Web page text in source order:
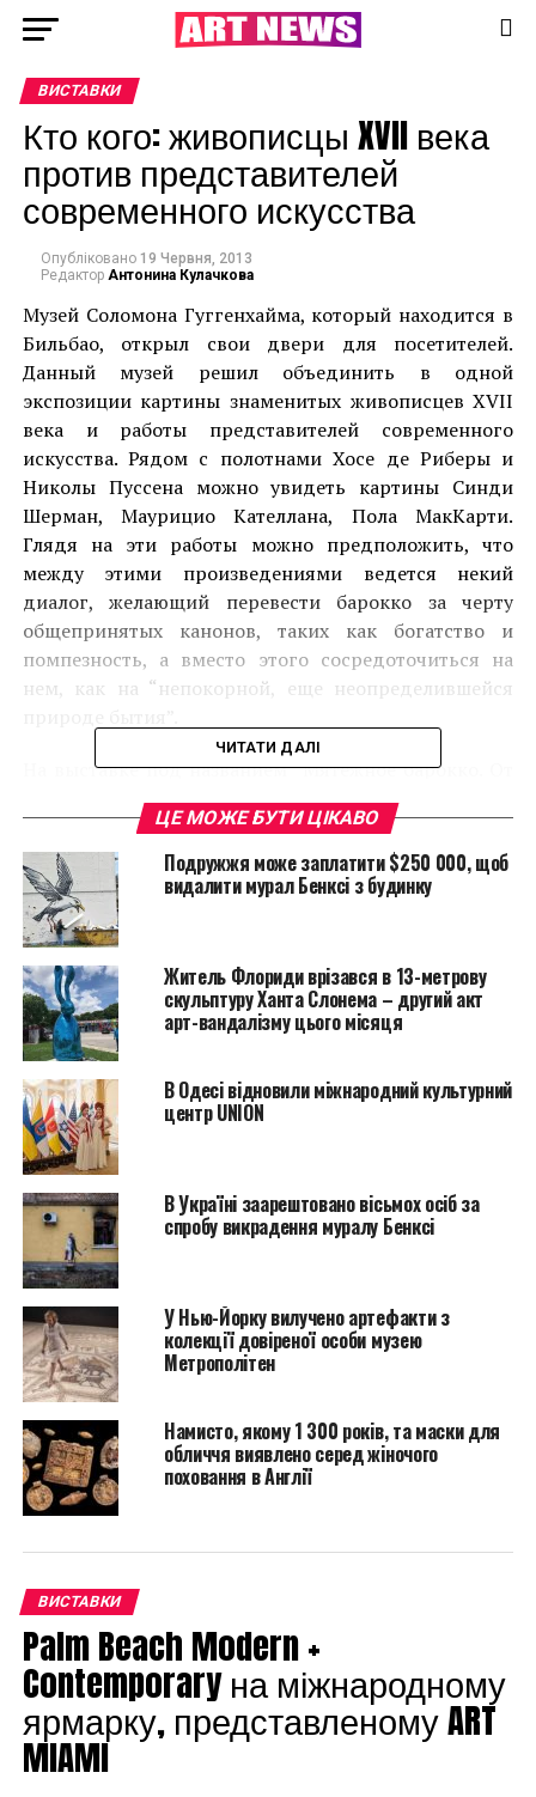
ВИСТАВКИ
Кто кого: живописцы XVII века
против представителей
современного искусства
Опубліковано 19 Червня, 2013
Редактор Антонина Кулачкова
Музей Соломона Гуггенхайма, который находится в
Бильбао, открыл свои двери для посетителей.
Данный музей решил объединить в одной
экспозиции картины знаменитых живописцев XVII
века и работы представителей современного
искусства. Рядом с полотнами Хосе де Риберы и
Николы Пуссена можно увидеть картины Синди
Шерман, Маурицио Кателлана, Пола МакКарти.
Глядя на эти работы можно предположить, что
между этими произведениями ведется некий
диалог, желающий перевести барокко за черту
общепринятых канонов, таких как богатство и
помпезность, а вместо этого сосредоточиться на
нем, как на “непокорной, еще неопределившейся
На выставке под названием “Мятежное барокко. От
Кателлана до Сурбарана” представлены полотна
таких старых мастеров, как Джованни Батист
Лангетти, Ян Стен, Симон Вуэ, Питер Артсен,
Франсиско Сурбаран, Алессандро Маньяско и Давид
Тенирс младший, а современных художников
представят Урс Фишер, Тобиас Мэдисон, Роберт
Крамб, Геллен Браун и другие.
Экспозиция “Мятежное барокко. От Кателлана до
Сурбарана” будет проходить с 18 июня до 6 октября
2013 года.
Урс Фишер “Problem Painting” (2012)
ЧИТАТИ ДАЛІ
ЦЕ МОЖЕ БУТИ ЦІКАВО
Подружжя може заплатити $250 000, щоб
видалити мурал Бенксі з будинку
Житель Флориди врізався в 13-метрову
скульптуру Ханта Слонема – другий акт
арт-вандалізму цього місяця
В Одесі відновили міжнародний культурний
центр UNION
В Україні заарештовано вісьмох осіб за
спробу викрадення муралу Бенксі
У Нью-Йорку вилучено артефакти з
колекції довіреної особи музею
Метрополітен
Намисто, якому 1 300 років, та маски для
обличчя виявлено серед жіночого
поховання в Англії
ВИСТАВКИ
Palm Beach Modern +
Contemporary на міжнародному
ярмарку, представленому ART
MIAMI